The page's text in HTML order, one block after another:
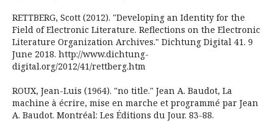
RETTBERG, Scott (2012). "Developing an Identity for the
Field of Electronic Literature. Reflections on the Electronic
Literature Organization Archives." Dichtung Digital 41. 9
June 2018. http://www.dichtung-
digital.org/2012/41/rettberg.htm
ROUX, Jean-Luis (1964). "no title." Jean A. Baudot, La
machine à écrire, mise en marche et programmé par Jean
A. Baudot. Montréal: Les Éditions du Jour. 83-88.